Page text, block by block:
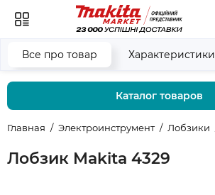
Каталог товаров
Главная Электроинструмент Лобзики
Лобзик Makita 4329
Все про товар Характеристики